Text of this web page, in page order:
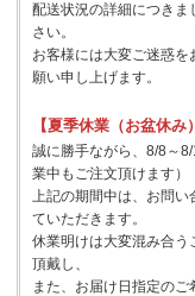
配送状況の詳細につき
さい。
お客様には大変ご迷惑
願い申し上げます。
【夏季休業（お盆休み
誠に勝手ながら、8/8～
業中もご注文頂けます）
上記の期間中は、お問
ていただきます。
休業明けは大変混み合う
頂戴し、
また、お届け日指定の